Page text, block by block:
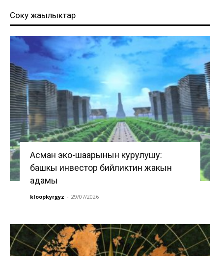
Соңку жаңылыктар
Асман эко-шаарынын курулушу:
башкы инвестор бийликтин жакын
адамы
kloopkyrgyz - 29/07/2026